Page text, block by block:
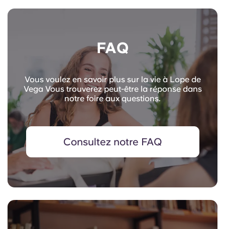
FAQ
Vous voulez en savoir plus sur la vie à Lope de
Vega Vous trouverez peut-être la réponse dans
notre foire aux questions.
Consultez notre FAQ